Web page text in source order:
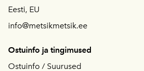
Eesti, EU
info@metsikmetsik.ee
Ostuinfo ja tingimused
Ostuinfo / Suurused